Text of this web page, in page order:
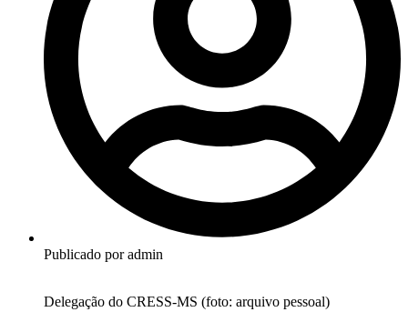
Publicado poradmin
Delegação do CRESS-MS (foto: arquivo pessoal)